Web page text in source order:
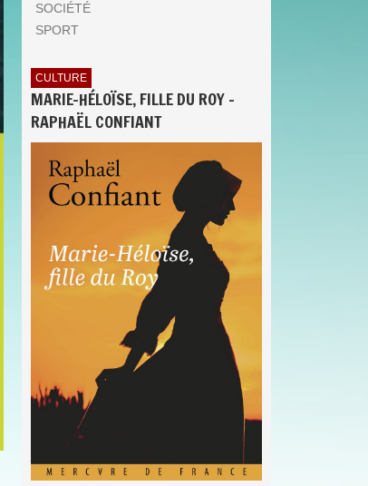
SOCIÉTÉ
SPORT
CULTURE
MARIE-HÉLOÏSE, FILLE DU ROY -
RAPHAËL CONFIANT